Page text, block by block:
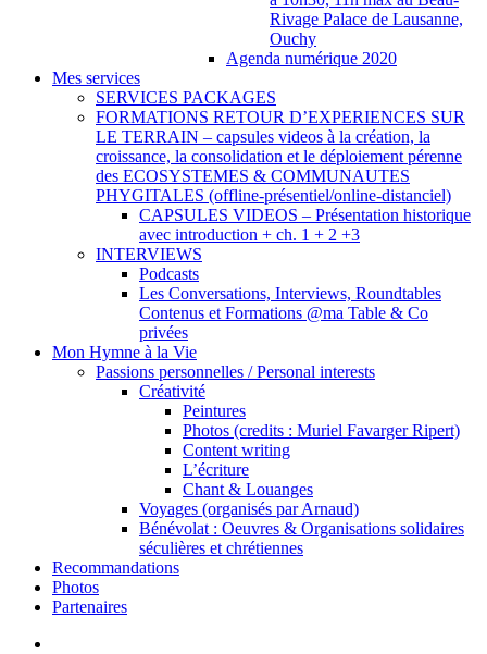
Rivage Palace de Lausanne,
Ouchy
Agenda numérique 2020
Mes services
SERVICES PACKAGES
FORMATIONS RETOUR D’EXPERIENCES SUR
LE TERRAIN – capsules videos à la création, la
croissance, la consolidation et le déploiement pérenne
des ECOSYSTEMES & COMMUNAUTES
PHYGITALES (offline-présentiel/online-distanciel)
CAPSULES VIDEOS – Présentation historique
avec introduction + ch. 1 + 2 +3
INTERVIEWS
Podcasts
Les Conversations, Interviews, Roundtables
Contenus et Formations @ma Table & Co
privées
Mon Hymne à la Vie
Passions personnelles / Personal interests
Créativité
Peintures
Photos (credits : Muriel Favarger Ripert)
Content writing
L’écriture
Chant & Louanges
Voyages (organisés par Arnaud)
Bénévolat : Oeuvres & Organisations solidaires
séculières et chrétiennes
Recommandations
Photos
Partenaires